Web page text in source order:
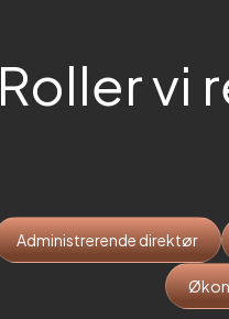
Roller vi
Administrerende direktør